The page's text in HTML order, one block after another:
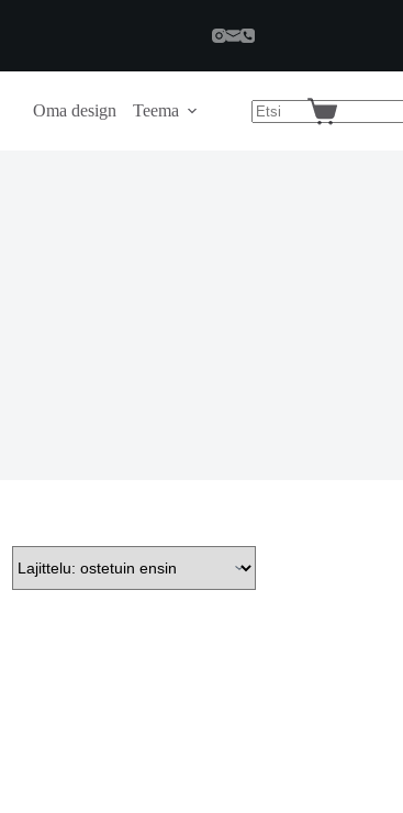
Oma design Teema
Shopping